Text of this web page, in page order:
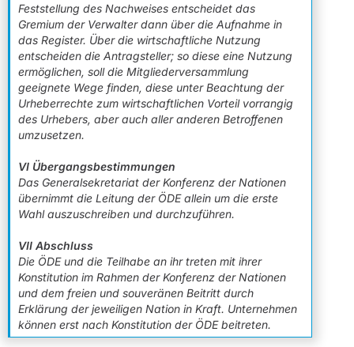
Feststellung des Nachweises entscheidet das
Gremium der Verwalter dann über die Aufnahme in
das Register. Über die wirtschaftliche Nutzung
entscheiden die Antragsteller; so diese eine Nutzung
ermöglichen, soll die Mitgliederversammlung
geeignete Wege finden, diese unter Beachtung der
Urheberrechte zum wirtschaftlichen Vorteil vorrangig
des Urhebers, aber auch aller anderen Betroffenen
umzusetzen.
VI Übergangsbestimmungen
Das Generalsekretariat der Konferenz der Nationen
übernimmt die Leitung der ÖDE allein um die erste
Wahl auszuschreiben und durchzuführen.
VII Abschluss
Die ÖDE und die Teilhabe an ihr treten mit ihrer
Konstitution im Rahmen der Konferenz der Nationen
und dem freien und souveränen Beitritt durch
Erklärung der jeweiligen Nation in Kraft. Unternehmen
können erst nach Konstitution der ÖDE beitreten.